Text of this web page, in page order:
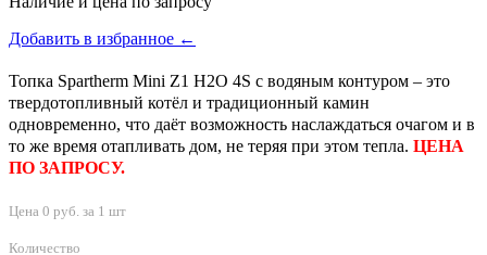
Добавить в избранное ←
Топка Spartherm Mini Z1 H2O 4S с водяным контуром – это
твердотопливный котёл и традиционный камин
одновременно, что даёт возможность наслаждаться очагом и в
то же время отапливать дом, не теряя при этом тепла. ЦЕНА
ПО ЗАПРОСУ.
Цена 0 руб. за 1 шт
Количество